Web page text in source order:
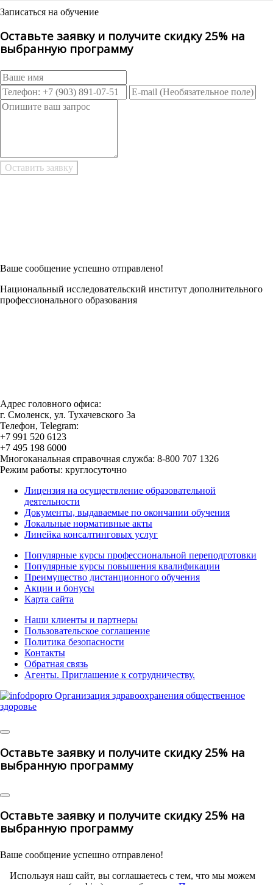
Записаться на обучение
Оставьте заявку и получите скидку 25% на
выбранную программу
Ваше сообщение успешно отправлено!
Национальный исследовательский институт дополнительного
профессионального образования
Адрес головного офиса:
г. Смоленск, ул. Тухачевского 3а
Телефон, Telegram:
+7 991 520 6123
+7 495 198 6000
Многоканальная справочная служба: 8-800 707 1326
Режим работы: круглосуточно
Лицензия на осуществление образовательной
деятельности
Документы, выдаваемые по окончании обучения
Локальные нормативные акты
Линейка консалтинговых услуг
Популярные курсы профессиональной переподготовки
Популярные курсы повышения квалификации
Преимущество дистанционного обучения
Акции и бонусы
Карта сайта
Наши клиенты и партнеры
Пользовательское соглашение
Политика безопасности
Контакты
Обратная связь
Агенты. Приглашение к сотрудничеству.
Оставьте заявку и получите скидку 25% на
выбранную программу
Оставьте заявку и получите скидку 25% на
выбранную программу
Ваше сообщение успешно отправлено!
Используя наш сайт, вы соглашаетесь с тем, что мы можем